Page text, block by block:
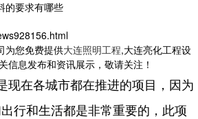
的要求有哪些
为您免费提供大连照明工程,大连亮化工程设
信息发布和资讯展示，敬请关注！
现在各城市都在推进的项目，因为
行和生活都是非常重要的，此项